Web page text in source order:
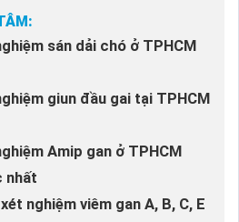
sán dải chó ở TPHCM
giun đầu gai tại TPHCM
Amip gan ở TPHCM
nhất
nghiệm viêm gan A, B, C, E